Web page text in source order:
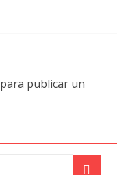
para publicar un